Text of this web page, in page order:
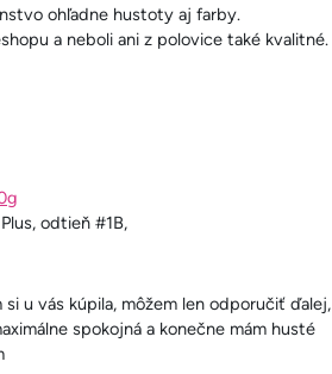
ohľadne hustoty aj farby.
a neboli ani z polovice také kvalitné.
odtieň #1B,
u vás kúpila, môžem len odporučiť ďalej,
spokojná a konečne mám husté